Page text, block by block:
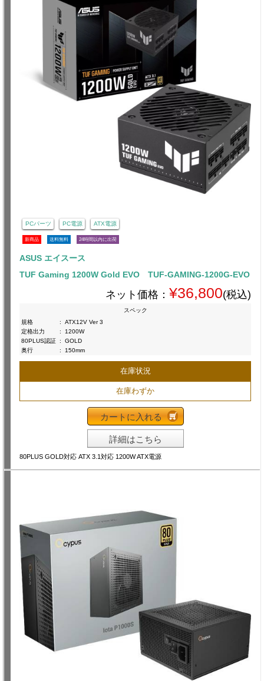
PCパーツ PC電源 ATX電源
新商品 送料無料 24時間以内に出荷
ASUS エイスース
TUF Gaming 1200W Gold EVO TUF-GAMING-1200G-EVO
ネット価格： ¥36,800(税込)
スペック
規格
:
ATX12V Ver 3
定格出力
:
1200W
80PLUS認証 :
GOLD
奥行
: 150mm
在庫状況
在庫わずか
カートに入れる
詳細はこちら
80PLUS GOLD対応 ATX 3.1対応 1200W ATX電源